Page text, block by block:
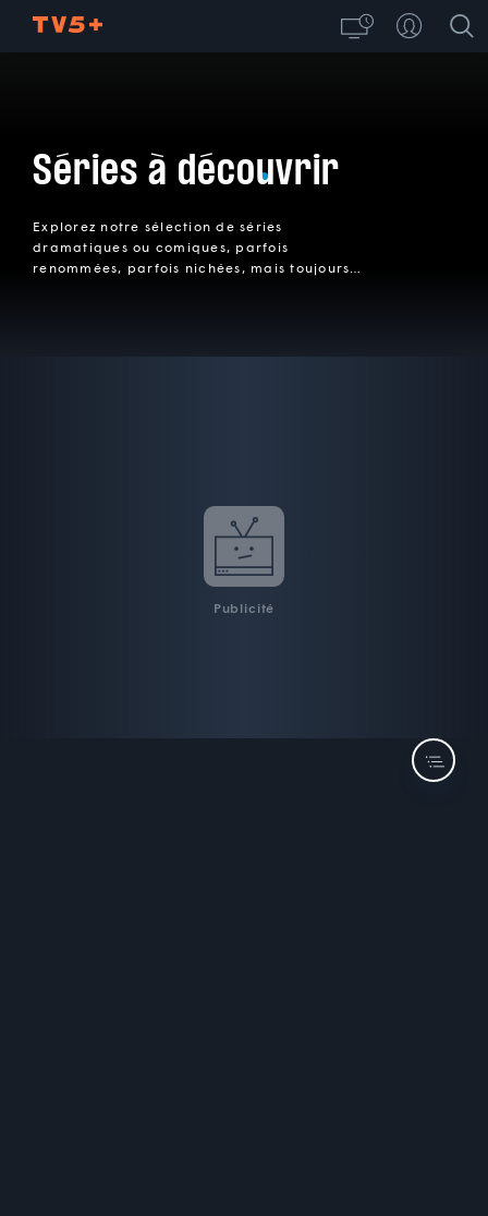
Séries à découvrir
Explorez notre sélection de séries
dramatiques ou comiques, parfois
renommées, parfois nichées, mais toujours
Publicité